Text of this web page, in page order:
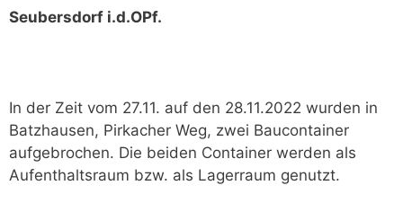
Seubersdorf i.d.OPf.
In der Zeit vom 27.11. auf den 28.11.2022 wurden in
Batzhausen, Pirkacher Weg, zwei Baucontainer
aufgebrochen. Die beiden Container werden als
Aufenthaltsraum bzw. als Lagerraum genutzt.